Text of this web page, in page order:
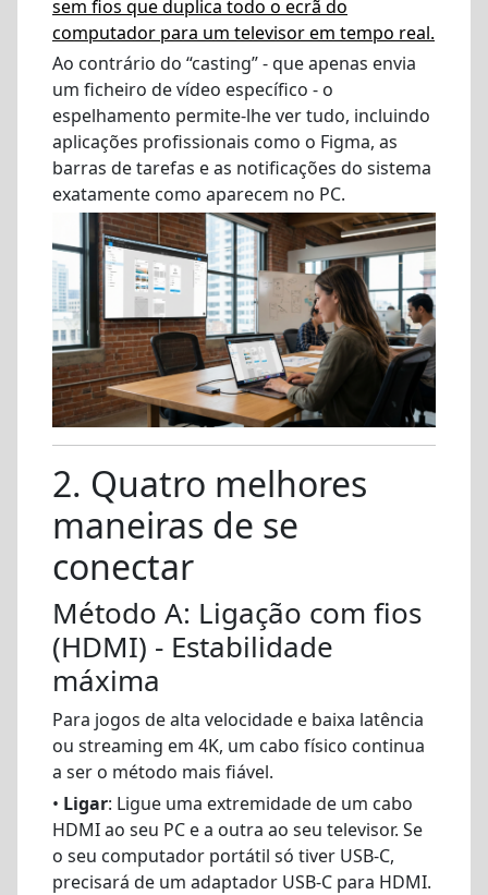
sem fios que duplica todo o ecrã do
computador para um televisor em tempo real.
Ao contrário do “casting” - que apenas envia
um ficheiro de vídeo específico - o
espelhamento permite-lhe ver tudo, incluindo
aplicações profissionais como o Figma, as
barras de tarefas e as notificações do sistema
exatamente como aparecem no PC.
2. Quatro melhores
maneiras de se
conectar
Método A: Ligação com fios
(HDMI) - Estabilidade
máxima
Para jogos de alta velocidade e baixa latência
ou streaming em 4K, um cabo físico continua
a ser o método mais fiável.
• Ligar: Ligue uma extremidade de um cabo
HDMI ao seu PC e a outra ao seu televisor. Se
o seu computador portátil só tiver USB-C,
precisará de um adaptador USB-C para HDMI.